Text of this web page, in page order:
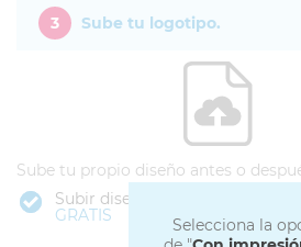
Selecciona la
3 Sube tu logotipo.
Sube tu propio diseño antes o
Subir diseño
GRATIS